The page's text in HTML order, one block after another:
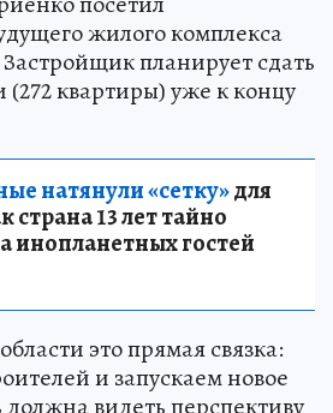
жилого комплекса
планирует сдать
квартиры) уже к концу
натянули «сетку»для
13 лет тайно
инопланетных гостей
это прямая связка:
и запускаем новое
видеть перспективу